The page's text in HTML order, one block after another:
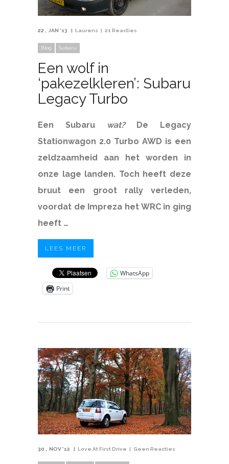
22 JAN '13 Laurens 21 Reacties
Blog Subaru
Een wolf in
‘pakezelkleren’: Subaru
Legacy Turbo
Een Subaru wat? De Legacy
Stationwagon 2.0 Turbo AWD is een
zeldzaamheid aan het worden in
onze lage landen. Toch heeft deze
bruut een groot rally verleden,
voordat de Impreza het WRC in ging
heeft …
LEES MEER
WhatsApp
Print
30 NOV '12 Love At First Drive Geen Reacties